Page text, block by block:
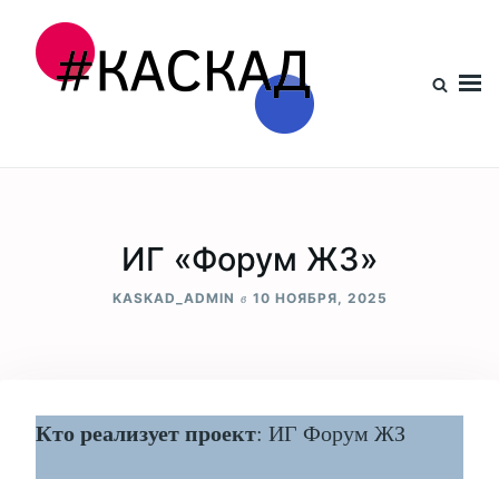
ИГ «Форум ЖЗ»
KASKAD_ADMIN в 10 НОЯБРЯ, 2025
Кто реализует проект: ИГ Форум ЖЗ